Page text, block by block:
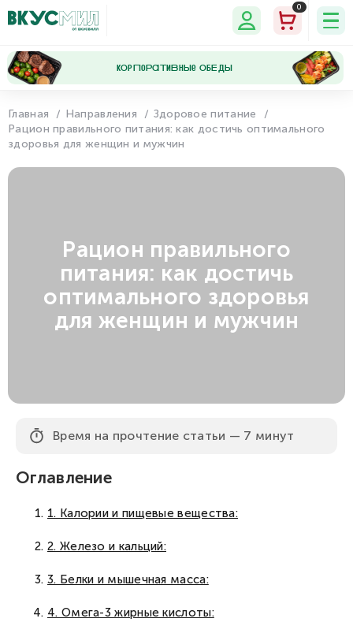
Мои
данные
Мои
заказы
Программа
лояльности
Настройки
0
кОрПоРаТиВнЫе ОбЕдЫ
Главная Направления
Здоровое питание
Рацион правильного питания: как достичь оптимального
здоровья для женщин и мужчин
Рацион правильного
питания: как достичь
оптимального здоровья
для женщин и мужчин
Время на прочтение статьи — 7 минут
Оглавление
1. Калории и пищевые вещества:
2. Железо и кальций:
3. Белки и мышечная масса:
4. Омега-3 жирные кислоты: